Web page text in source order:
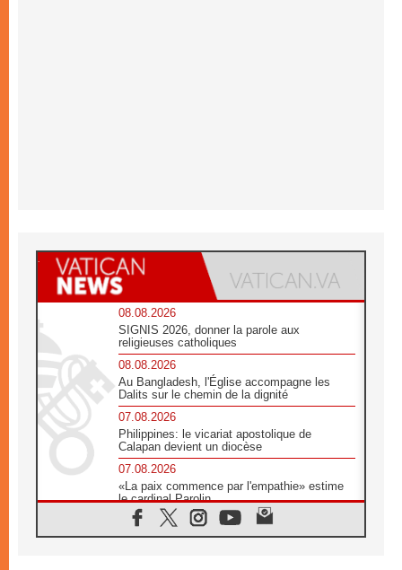
08.08.2026
SIGNIS 2026, donner la parole aux
religieuses catholiques
08.08.2026
Au Bangladesh, l'Église accompagne les
Dalits sur le chemin de la dignité
07.08.2026
Philippines: le vicariat apostolique de
Calapan devient un diocèse
07.08.2026
«La paix commence par l'empathie» estime
le cardinal Parolin
07.08.2026
En Colombie, «la paix ne s'achète pas avec